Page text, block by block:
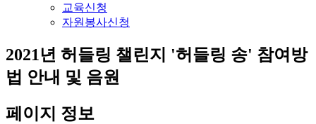
교육신청
자원봉사신청
2021년 허들링 챌린지 '허들링 송' 참여방
법 안내 및 음원
페이지 정보